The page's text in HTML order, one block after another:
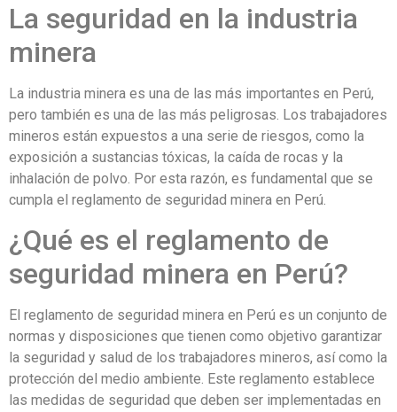
La seguridad en la industria
minera
La industria minera es una de las más importantes en Perú,
pero también es una de las más peligrosas. Los trabajadores
mineros están expuestos a una serie de riesgos, como la
exposición a sustancias tóxicas, la caída de rocas y la
inhalación de polvo. Por esta razón, es fundamental que se
cumpla el reglamento de seguridad minera en Perú.
¿Qué es el reglamento de
seguridad minera en Perú?
El reglamento de seguridad minera en Perú es un conjunto de
normas y disposiciones que tienen como objetivo garantizar
la seguridad y salud de los trabajadores mineros, así como la
protección del medio ambiente. Este reglamento establece
las medidas de seguridad que deben ser implementadas en